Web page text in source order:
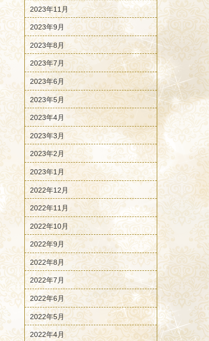
2023年11月
2023年9月
2023年8月
2023年7月
2023年6月
2023年5月
2023年4月
2023年3月
2023年2月
2023年1月
2022年12月
2022年11月
2022年10月
2022年9月
2022年8月
2022年7月
2022年6月
2022年5月
2022年4月